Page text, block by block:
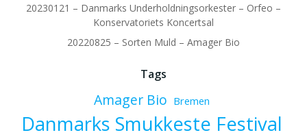
20230121 – Danmarks Underholdningsorkester – Orfeo –
Konservatoriets Koncertsal
20220825 – Sorten Muld – Amager Bio
Tags
Amager Bio Bremen
Danmarks Smukkeste Festival